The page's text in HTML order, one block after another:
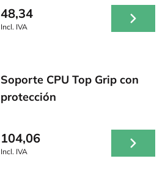
48,34
Incl. IVA
Soporte CPU Top Grip con
protección
104,06
Incl. IVA